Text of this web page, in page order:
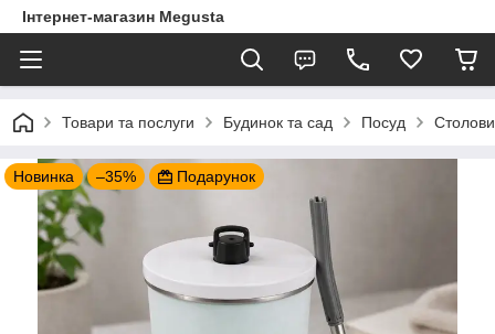
Інтернет-магазин Megusta
Товари та послуги Будинок та сад Посуд
Новинка –35% Подарунок